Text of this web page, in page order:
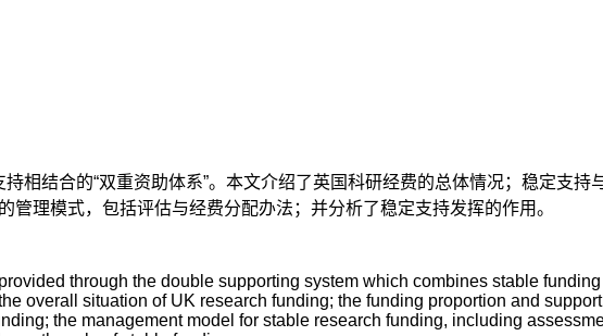
相结合的“双重资助体系”。本文介绍了英国科研经费的总体情况；稳定支持
管理模式，包括评估与经费分配办法；并分析了稳定支持发挥的作用。
through the double supporting system which combines stable
overall situation of UK research funding; the funding proportion and
the management model for stable research funding, including